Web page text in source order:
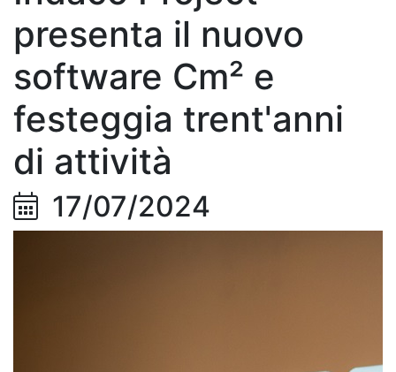
presenta il nuovo
software Cm² e
festeggia trent'anni
di attività
17/07/2024